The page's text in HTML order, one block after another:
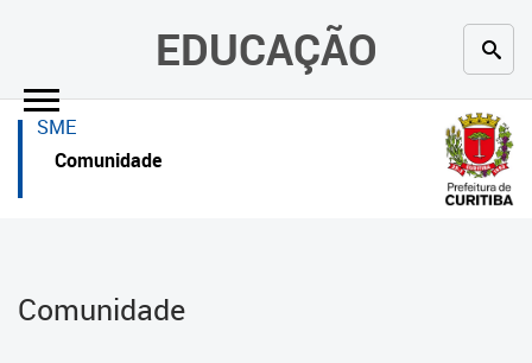
EDUCAÇÃO
×
Inicial
Secretaria
Profissionais da educação
Comunidade
×
Inicial
Inicial
Secretaria
Profissionais da educação
SME
Comunidade
Comunidade